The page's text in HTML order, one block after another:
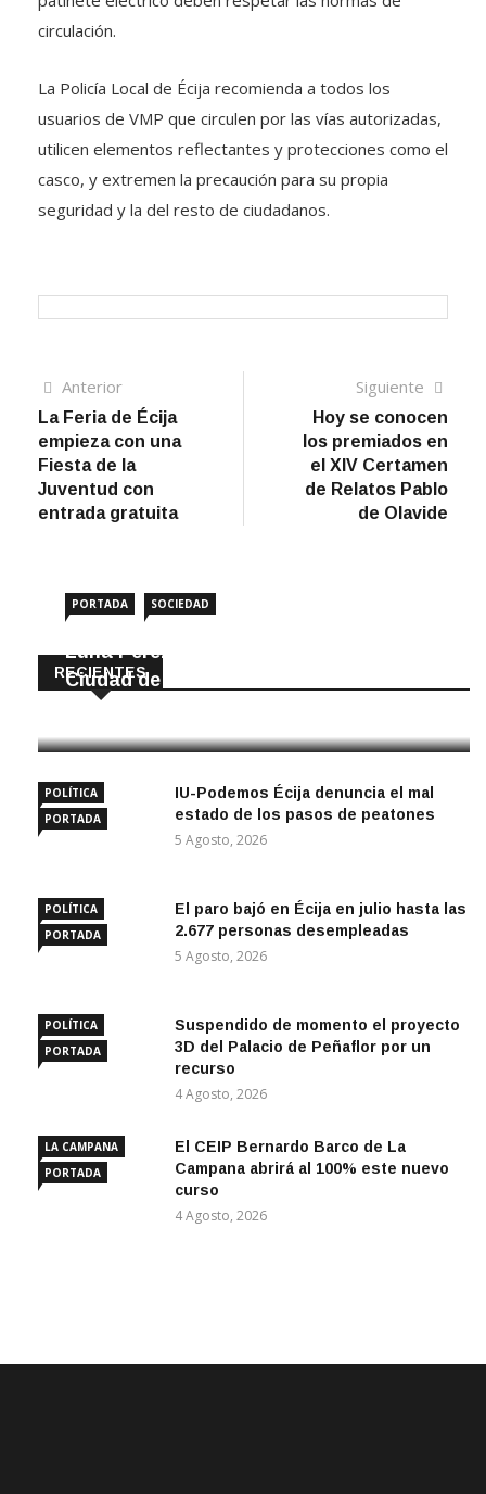
circulación.
La Policía Local de Écija recomienda a todos los
usuarios de VMP que circulen por las vías autorizadas,
utilicen elementos reflectantes y protecciones como el
casco, y extremen la precaución para su propia
seguridad y la del resto de ciudadanos.
Navegación
de
entradas
AnteriorArtículo
anterior
La Feria de Écija
empieza con una
Fiesta de la
Juventud con
entrada gratuita
Siguiente
Hoy se conocen
los premiados en
el XIV Certamen
de Relatos Pablo
de Olavide
RECIENTES
PORTADA SOCIEDAD
Luna Pérez Flores viste de Feria a la
Ciudad de las Torres
POLÍTICA
PORTADA
IU-Podemos Écija denuncia el mal
estado de los pasos de peatones
5 Agosto, 2026
POLÍTICA
PORTADA
El paro bajó en Écija en julio hasta las
2.677 personas desempleadas
5 Agosto, 2026
POLÍTICA
PORTADA
Suspendido de momento el proyecto
3D del Palacio de Peñaflor por un
recurso
4 Agosto, 2026
LA CAMPANA
PORTADA
El CEIP Bernardo Barco de La
Campana abrirá al 100% este nuevo
curso
4 Agosto, 2026